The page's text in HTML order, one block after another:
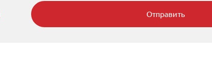
Отправить